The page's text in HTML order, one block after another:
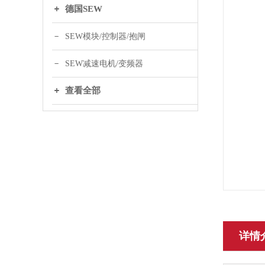
德国SEW
SEW模块/控制器/抱闸
SEW减速电机/变频器
查看全部
详情